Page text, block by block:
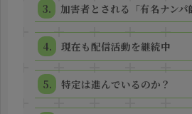
加害者とされる「有名ナンパ
現在も配信活動を継続中
特定は進んでいるのか？